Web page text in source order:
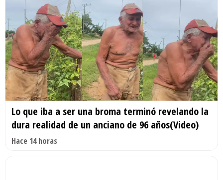
Lo que iba a ser una broma terminó revelando la
dura realidad de un anciano de 96 años(Video)
Hace 14 horas